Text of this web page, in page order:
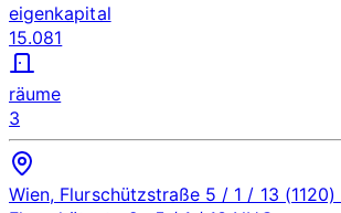
eigenkapital
15.081
räume
3
Wien, Flurschützstraße 5 / 1 / 13 (1120)